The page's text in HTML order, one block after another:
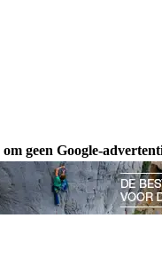
om geen Google-